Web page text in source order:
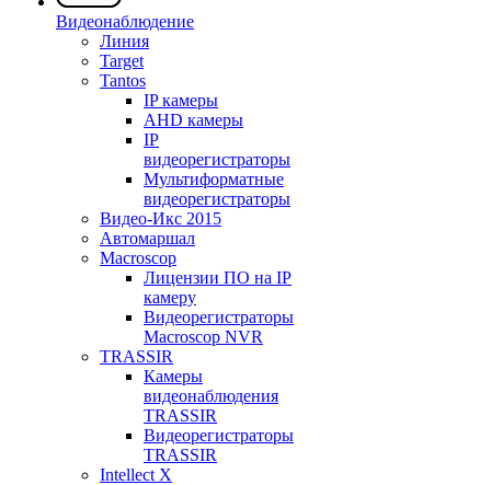
Видеонаблюдение
Линия
Target
Tantos
IP камеры
AHD камеры
IP
видеорегистраторы
Мультиформатные
видеорегистраторы
Видео-Икс 2015
Автомаршал
Macroscop
Лицензии ПО на IP
камеру
Видеорегистраторы
Macroscop NVR
TRASSIR
Камеры
видеонаблюдения
TRASSIR
Видеорегистраторы
TRASSIR
Intellect X